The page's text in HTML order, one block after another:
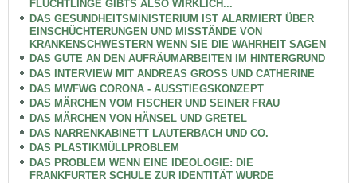
FLÜCHTLINGE GIBTS ALSO WIRKLICH...
DAS GESUNDHEITSMINISTERIUM IST ALARMIERT ÜBER
EINSCHÜCHTERUNGEN UND MISSTÄNDE VON
KRANKENSCHWESTERN WENN SIE DIE WAHRHEIT SAGEN
DAS GUTE AN DEN AUFRÄUMARBEITEN IM HINTERGRUND
DAS INTERVIEW MIT ANDREAS GROSS UND CATHERINE
DAS MWFWG CORONA - AUSSTIEGSKONZEPT
DAS MÄRCHEN VOM FISCHER UND SEINER FRAU
DAS MÄRCHEN VON HÄNSEL UND GRETEL
DAS NARRENKABINETT LAUTERBACH UND CO.
DAS PLASTIKMÜLLPROBLEM
DAS PROBLEM WENN EINE IDEOLOGIE: DIE
FRANKFURTER SCHULE ZUR IDENTITÄT WURDE